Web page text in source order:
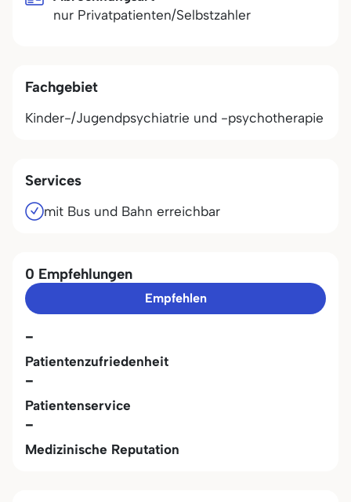
nur Privatpatienten/Selbstzahler
Fachgebiet
Kinder-/Jugendpsychiatrie und -psychotherapie
Services
mit Bus und Bahn erreichbar
0 Empfehlungen
Empfehlen
-
Patientenzufriedenheit
-
Patientenservice
-
Medizinische Reputation